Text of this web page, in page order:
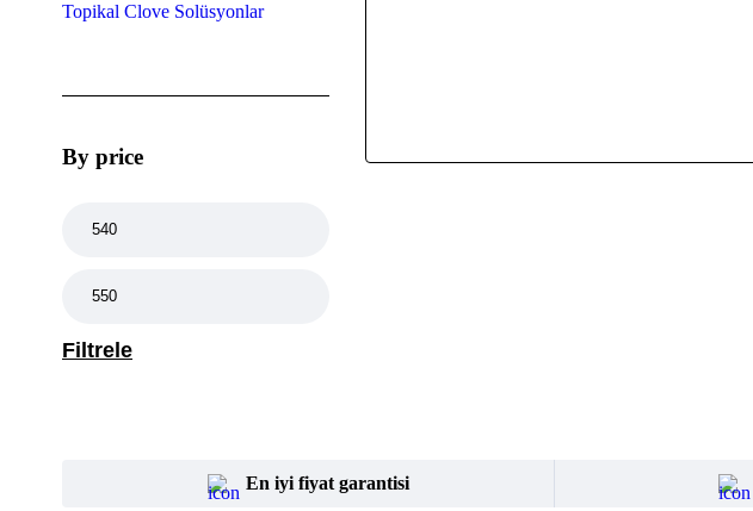
Topikal Clove Solüsyonlar
By price
Filtrele
En iyi fiyat garantisi